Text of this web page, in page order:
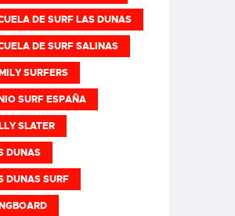
DE SURF LAS DUNAS
DE SURF SALINAS
SURFERS
SURF ESPAÑA
SLATER
DUNAS
DUNAS SURF